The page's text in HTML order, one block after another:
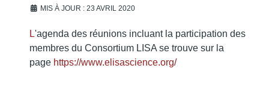
MIS À JOUR : 23 AVRIL 2020
L'agenda des réunions incluant la participation des
membres du Consortium LISA se trouve sur la
page https://www.elisascience.org/